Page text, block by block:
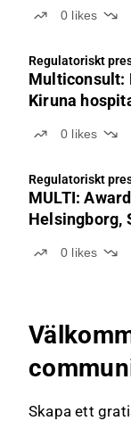
0 likes
Regulatoriskt
Multiconsult:
Kiruna
0 likes
Regulatoriskt
MULTI:
Helsingborg,
0 likes
Skapa ett